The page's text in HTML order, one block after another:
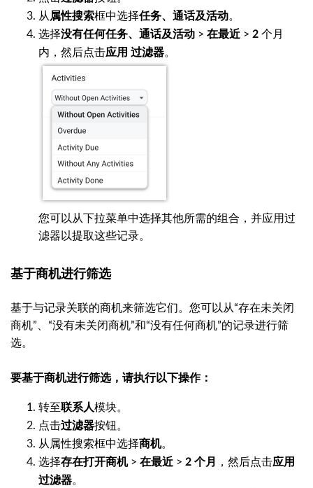
从属性搜索框中选择任务、通话及活动。
选择没有任何任务、通话及活动 > 在最近 > 2 个月
内，然后点击应用 过滤器。
您可以从下拉菜单中选择其他所需的组合，并应用过
滤器以提取这些记录。
基于商机进行筛选
基于与记录关联的商机来筛选它们。您可以从“存在未关闭
商机”、“没有未关闭商机”和“没有任何商机”的记录进行筛
选。
要基于商机进行筛选，请执行以下操作：
转至联系人模块。
点击过滤器按钮。
从属性搜索框中选择商机。
选择存在打开商机> 在最近 > 2 个月 ，然后点击应用
过滤器。